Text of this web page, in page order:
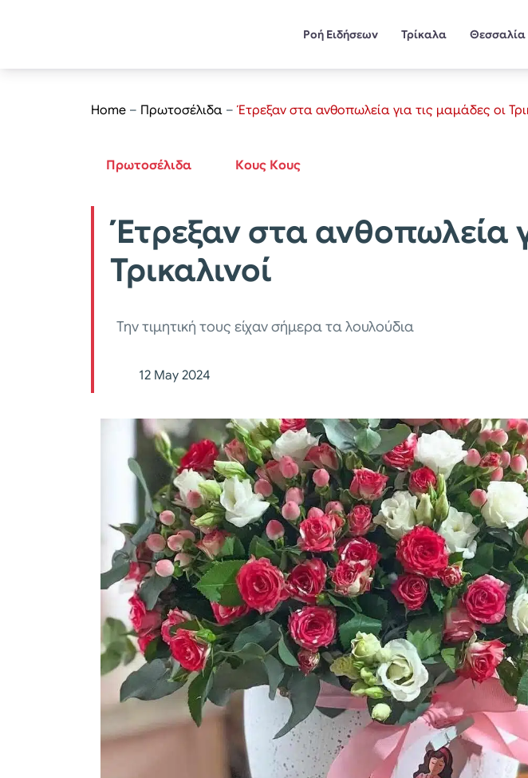
Ροή Ειδήσεων Τρίκαλα Θεσσαλία
Home – Πρωτοσέλιδα – Έτρεξαν στα ανθοπωλεία για τις μαμάδες οι
Πρωτοσέλιδα Κους Κους
Έτρεξαν στα ανθοπωλεία
Τρικαλινοί
Την τιμητική τους είχαν σήμερα τα λουλούδια
12 May 2024